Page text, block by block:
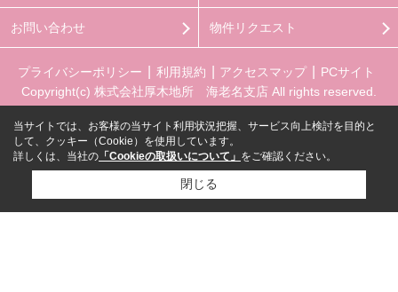
お問い合わせ 物件リクエスト
プライバシーポリシー 利用規約 アクセスマップ
PCサイト
Copyright(c) 株式会社厚木地所 海老名支店 All rights reserved.
当サイトでは、お客様の当サイト利用状況把握、サービス向上検討を目的と
して、クッキー（Cookie）を使用しています。
詳しくは、当社の 「Cookieの取扱いについて」 をご確認ください。
閉じる